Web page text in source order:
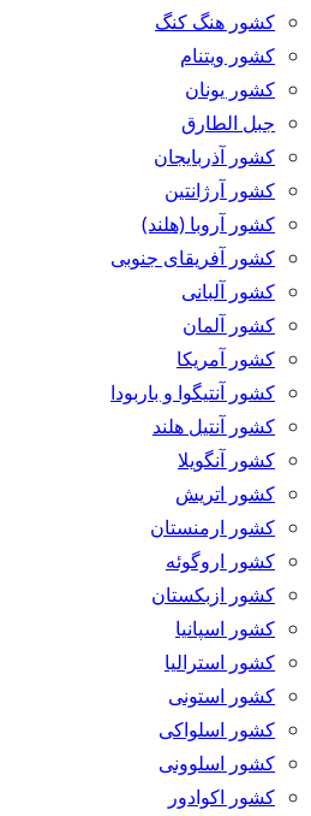
کشور هنگ کنگ
کشور ویتنام
کشور یونان
جبل الطارق
کشور آذربایجان
کشور آرژانتین
کشور آروبا (هلند)
کشور آفریقای جنوبی
کشور آلبانی
کشور آلمان
کشور آمریکا
کشور آنتیگوا و باربودا
کشور آنتیل هلند
کشور آنگویلا
کشور اتریش
کشور ارمنستان
کشور اروگوئه
کشور ازبکستان
کشور اسپانیا
کشور استرالیا
کشور استونی
کشور اسلواکی
کشور اسلوونی
کشور اکوادور